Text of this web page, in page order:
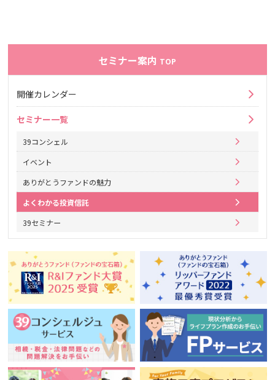
セミナー案内 TOP
開催カレンダー
セミナー一覧
39コンシェル
イベント
ありがとうファンドの魅力
よくわかる投資信託
39セミナー